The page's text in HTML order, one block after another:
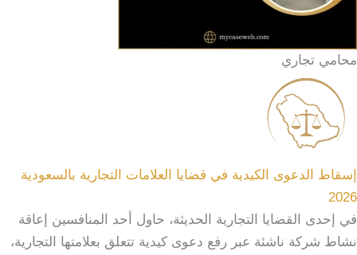
محامي تجاري
إسقاط الدعوى الكيدية في قضايا العلامات التجارية بالسعودية
2026
في إحدى القضايا التجارية الحديثة، حاول أحد المنافسين إعاقة
نشاط شركة ناشئة عبر رفع دعوى كيدية تتعلق بعلامتها التجارية،